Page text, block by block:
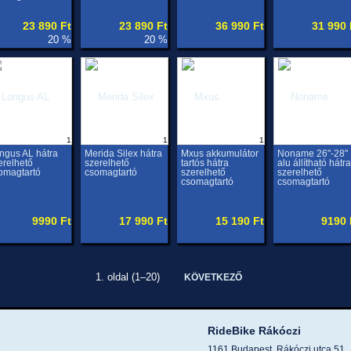
23 890 Ft
20 %
23 890 Ft
20 %
36 990 Ft 31 990
1
AL hátra
9990 Ft
1
Merida Silex hátra
szerelhető
csomagtartó
17 990 Ft
1
Mxus akkumulátor
tartós hátra
szerelhető
csomagtartó
15 190 Ft
Noname 26"-28"
alu állítható hátra
szerelhető
csomagtartó
9190
1. oldal (1–20) KÖVETKEZŐ
RideBike Rákóczi